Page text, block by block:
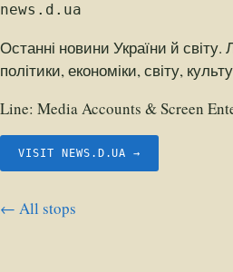
news.d.ua
Останні новини України й світу.
політики, економіки, світу,
Line: Media Accounts & Screen
VISIT NEWS.D.UA →
← All stops